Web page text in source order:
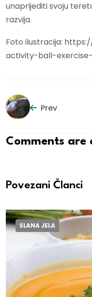
unaprijediti svoju
razvija.
Foto ilustracija:
activity-ball-exercise-
Prev
Comments are
Povezani Članci
SLANA JELA